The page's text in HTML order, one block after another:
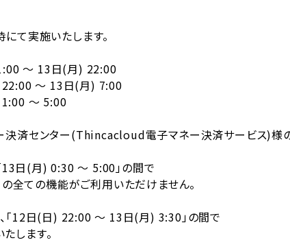
て実施いたします。
～ 13日(月) 22:00
13日(月) 7:00
5:00
決済センター(Thincacloud電子マネー決済サービス)様
(月) 0:30 ～ 5:00」の間で
能がご利用いただけません。
) 22:00 ～ 13日(月) 3:30」の間で
す。